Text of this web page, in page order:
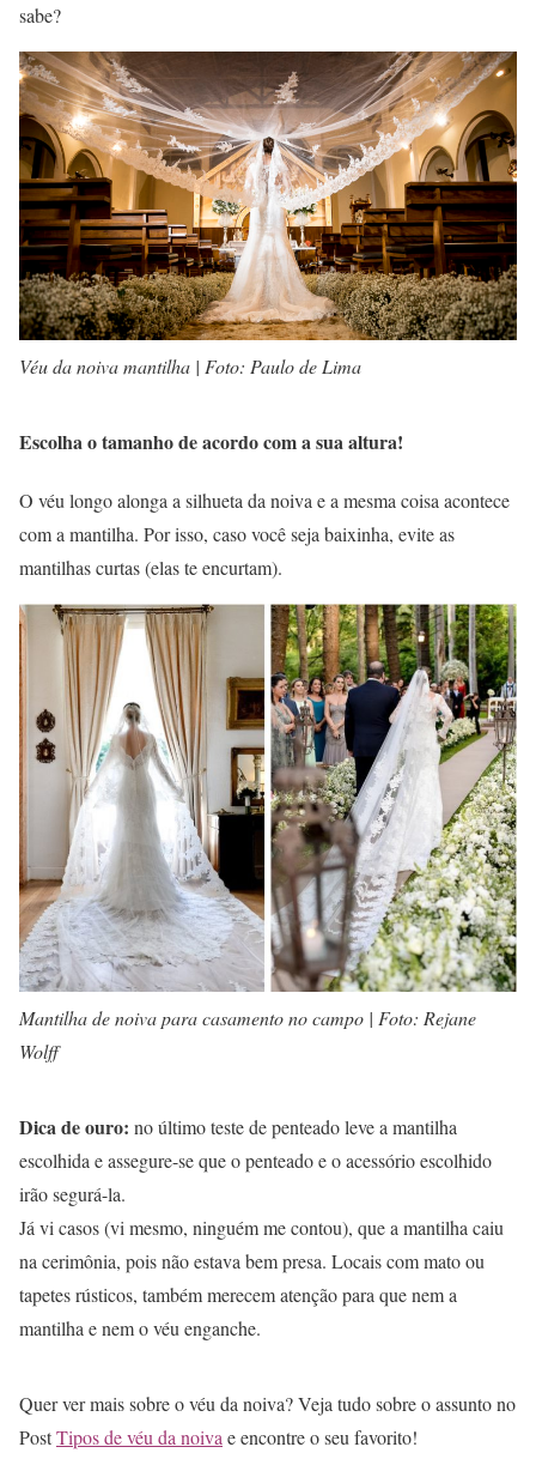
sabe?
Véu da noiva mantilha | Foto: Paulo de Lima
Escolha o tamanho de acordo com a sua altura!
O véu longo alonga a silhueta da noiva e a mesma coisa acontece
com a mantilha. Por isso, caso você seja baixinha, evite as
mantilhas curtas (elas te encurtam).
Mantilha de noiva para casamento no campo | Foto: Rejane
Wolff
Dica de ouro: no último teste de penteado leve a mantilha
escolhida e assegure-se que o penteado e o acessório escolhido
irão segurá-la.
Já vi casos (vi mesmo, ninguém me contou), que a mantilha caiu
na cerimônia, pois não estava bem presa. Locais com mato ou
tapetes rústicos, também merecem atenção para que nem a
mantilha e nem o véu enganche.
Quer ver mais sobre o véu da noiva? Veja tudo sobre o assunto no
PostTipos de véu da noivae encontre o seu favorito!